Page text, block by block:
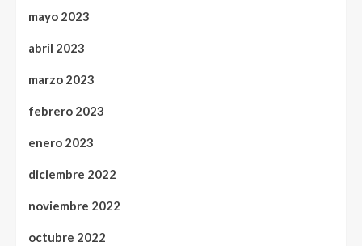
mayo 2023
abril 2023
marzo 2023
febrero 2023
enero 2023
diciembre 2022
noviembre 2022
octubre 2022